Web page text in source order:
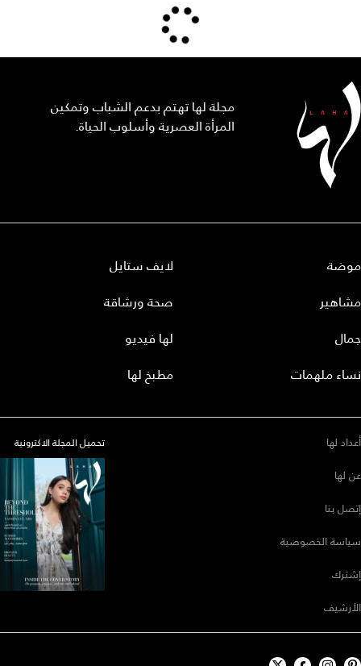
مجلة لها تهتم بدعم الشباب وتمكين
المرأة العصرية وأسلوب الحياة.
موضة
مشاهير
جمال
نساء ملهمات
لايف ستايل
صحة ورشاقة
لها فيديو
مطبخ لها
أعداد لها
عن لها
إتصل بنا
سياسة الخصوصية
إشترك
الأرشيف
تحميل المجلة الاكترونية